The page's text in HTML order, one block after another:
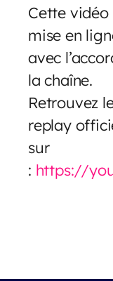
Cette vidéo
mise en
avec
la chaîne.
Retrouvez
replay
sur
: https://